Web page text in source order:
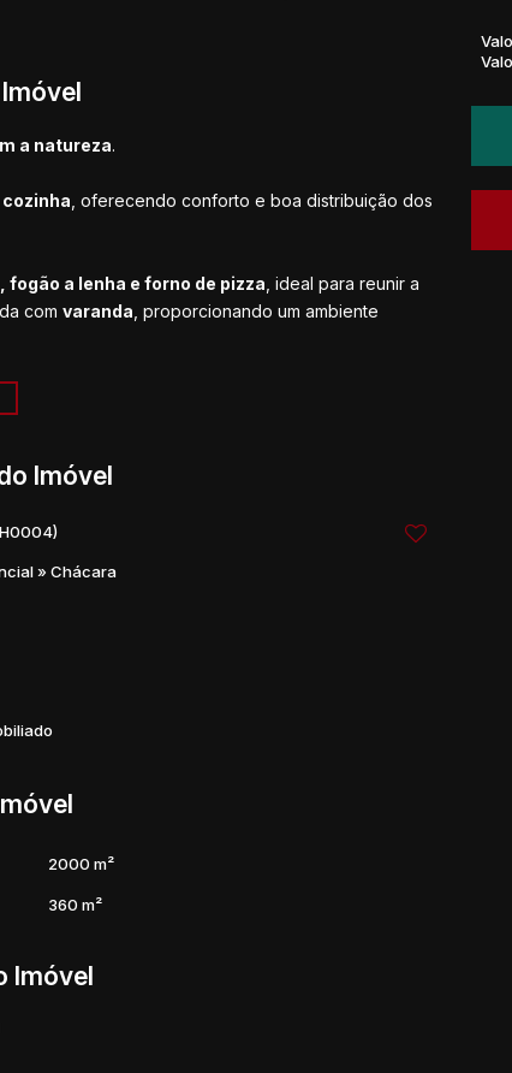
a natureza.
cozinha , oferecendo conforto e boa distribuição dos
a lenha e forno de pizza , ideal para reunir a
com varanda , proporcionando um ambiente
aproveitar bons momentos.
Imóvel
» Chácara
2000 m²
360 m²
Imóvel